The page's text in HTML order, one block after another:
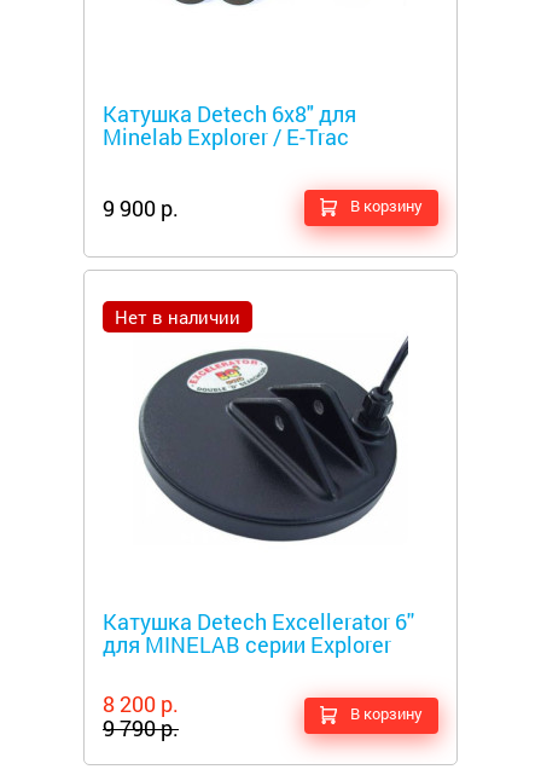
Катушка Detech 6х8" для
Minelab Explorer / E-Trac
9 900 р. В корзину
Нет в наличии
Катушка Detech Excellerator 6''
для MINELAB серии Explorer
8 200 р.
9 790 р.
В корзину